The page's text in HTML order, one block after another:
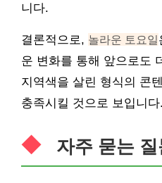
니다.
결론적으로, 놀라운 토요일
운 변화를 통해 앞으로도
지역색을 살린 형식의 콘
충족시킬 것으로 보입니다.
자주 묻는 질